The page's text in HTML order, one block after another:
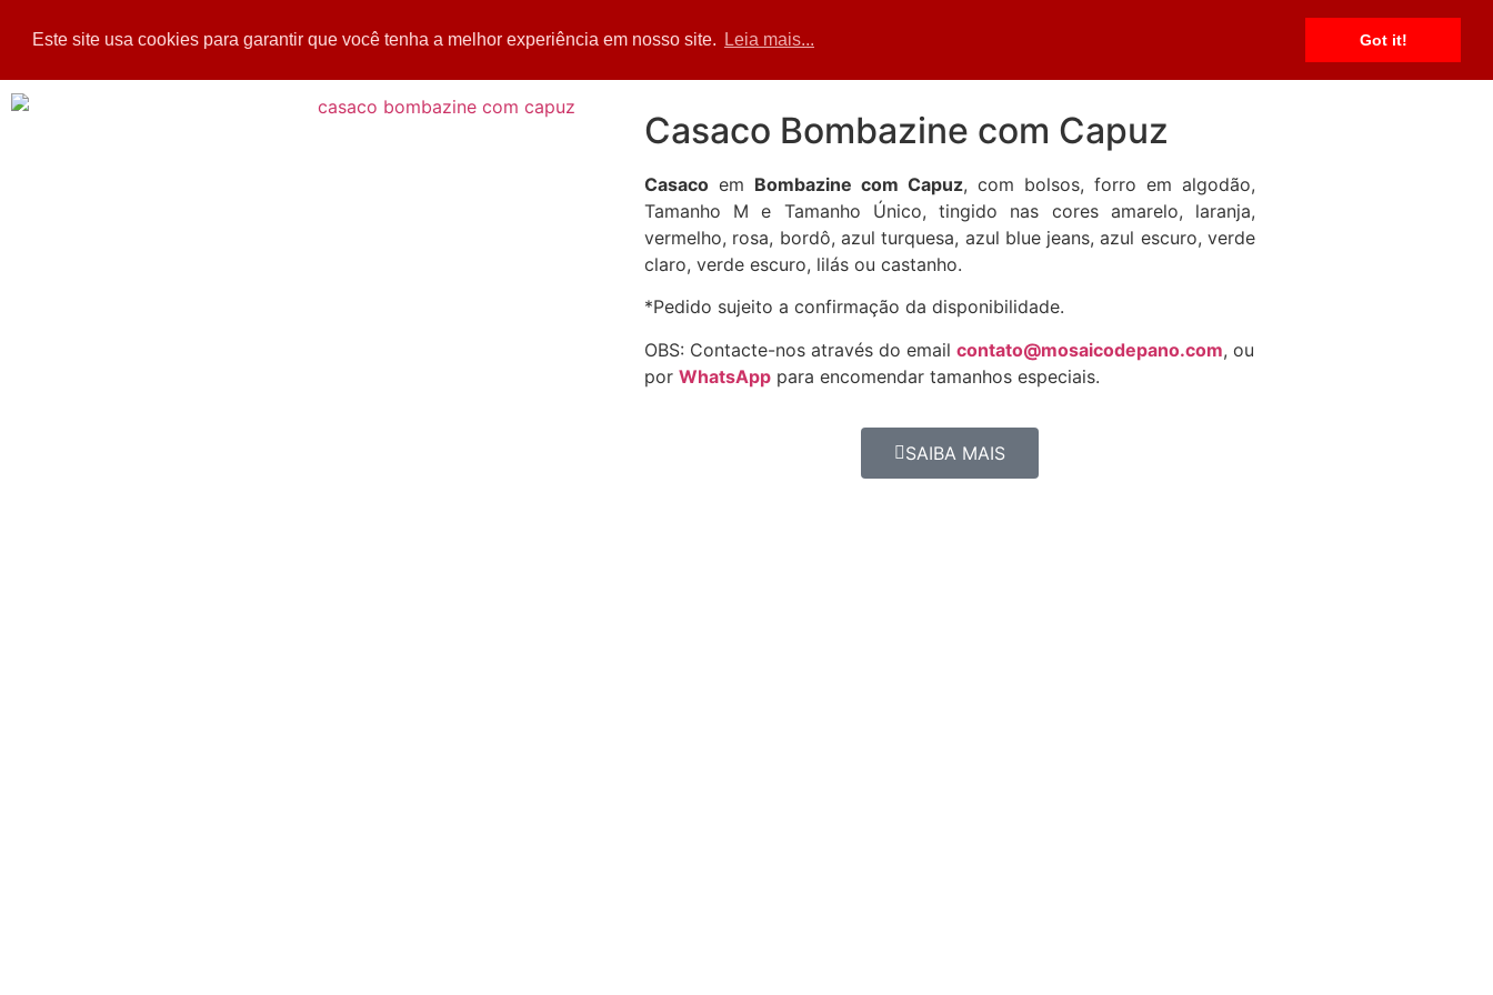
Este site usa cookies para garantir que você tenha a melhor experiência em nosso site. Leia mais... Got it!
Home Acessórios Blusas Fale Conosco
Casaco Bombazine com Capuz
Casaco em Bombazine com Capuz, com bolsos, forro em algodão,
Tamanho M e Tamanho Único, tingido nas cores amarelo, laranja,
vermelho, rosa, bordô, azul turquesa, azul blue jeans, azul escuro, verde
claro, verde escuro, lilás ou castanho.
*Pedido sujeito a confirmação da disponibilidade.
OBS: Contacte-nos através do email contato@mosaicodepano.com, ou
por WhatsApp para encomendar tamanhos especiais.
SAIBA MAIS